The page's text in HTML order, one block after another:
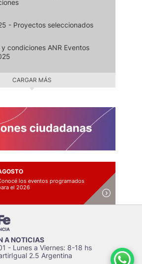
- Proyectos seleccionados
y condiciones ANR Eventos
CARGAR MÁS
los eventos programados
el 2026
A NOTICIAS
- Lunes a Viernes: 8-18 hs
2.5 Argentina